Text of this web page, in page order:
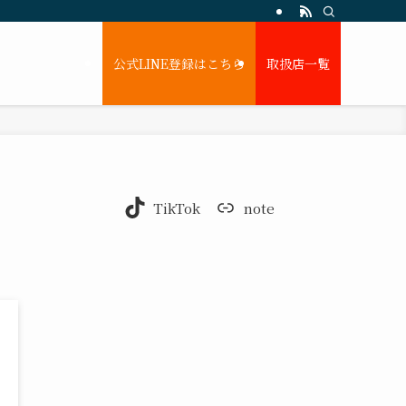
公式LINE登録はこちら 取扱店一覧
TikTok note